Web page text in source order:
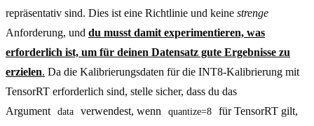
repräsentativ sind. Dies ist eine Richtlinie und keine strenge
Anforderung, und du musst damit experimentieren, was
erforderlich ist, um für deinen Datensatz gute Ergebnisse zu
erzielen. Da die Kalibrierungsdaten für die INT8-Kalibrierung mit
TensorRT erforderlich sind, stelle sicher, dass du das
Argument
data verwendest, wenn quantize=8
für TensorRT gilt,